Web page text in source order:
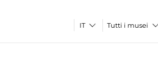
Tutti i musei